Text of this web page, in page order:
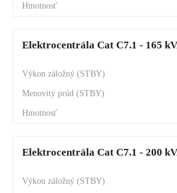
Elektrocentrála Cat C7.1 - 165
Elektrocentrála Cat C7.1 - 200